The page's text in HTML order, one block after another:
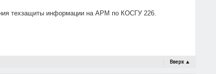
техзащиты информации на АРМ по КОСГУ 226.
Вверх ▲